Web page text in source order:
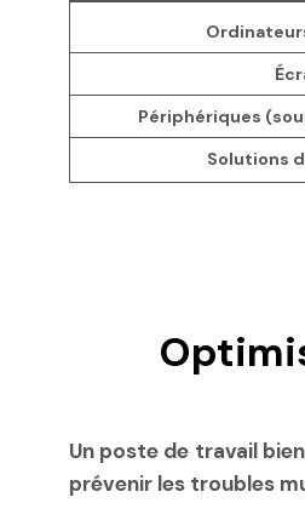
Périphériques
Solutions
Un poste de travail
prévenir les troubles